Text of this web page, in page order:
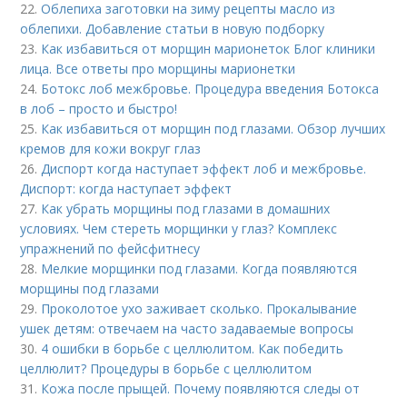
22.Облепиха заготовки на зиму рецепты масло из
облепихи. Добавление статьи в новую подборку
23. Как избавиться от морщин марионеток Блог клиники
лица. Все ответы про морщины марионетки
24. Ботокс лоб межбровье. Процедура введения Ботокса
в лоб – просто и быстро!
25. Как избавиться от морщин под глазами. Обзор лучших
кремов для кожи вокруг глаз
26.Диспорт когда наступает эффект лоб и межбровье.
Диспорт: когда наступает эффект
27. Как убрать морщины под глазами в домашних
условиях. Чем стереть морщинки у глаз? Комплекс
упражнений по фейсфитнесу
28. Мелкие морщинки под глазами. Когда появляются
морщины под глазами
29. Проколотое ухо заживает сколько. Прокалывание
ушек детям: отвечаем на часто задаваемые вопросы
30. 4 ошибки в борьбе с целлюлитом. Как победить
целлюлит? Процедуры в борьбе с целлюлитом
31. Кожа после прыщей. Почему появляются следы от